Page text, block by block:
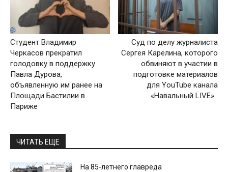
Студент Владимир
Черкасов прекратил
голодовку в поддержку
Павла Дурова,
объявленную им ранее на
Площади Бастилии в
Париже
Суд по делу журналиста
Сергея Карелина, которого
обвиняют в участии в
подготовке материалов
для YouTube канала
«Навальный LIVE».
ЧИТАТЬ ЕЩЕ
На 85-летнего главреда